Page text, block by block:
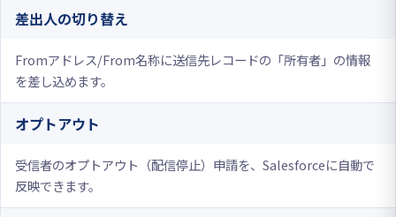
差出人の切り替え
Fromアドレス/From名称に送信先レコードの「所有者」の情報
を差し込めます。
オプトアウト
受信者のオプトアウト（配信停止）申請を、Salesforceに自動で
反映できます。